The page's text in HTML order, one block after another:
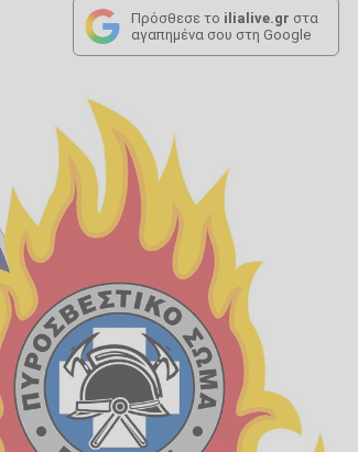
Πρόσθεσε το ilialive.gr στα
αγαπημένα σου στη Google